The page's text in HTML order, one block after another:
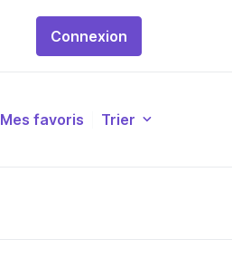
Connexion
Mes favoris Trier